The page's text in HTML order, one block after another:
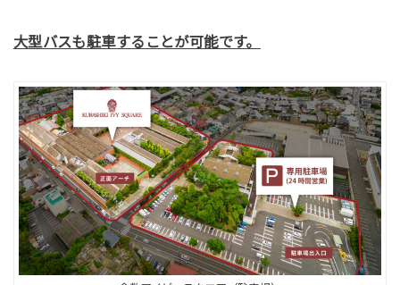
大型バスも駐車することが可能です。